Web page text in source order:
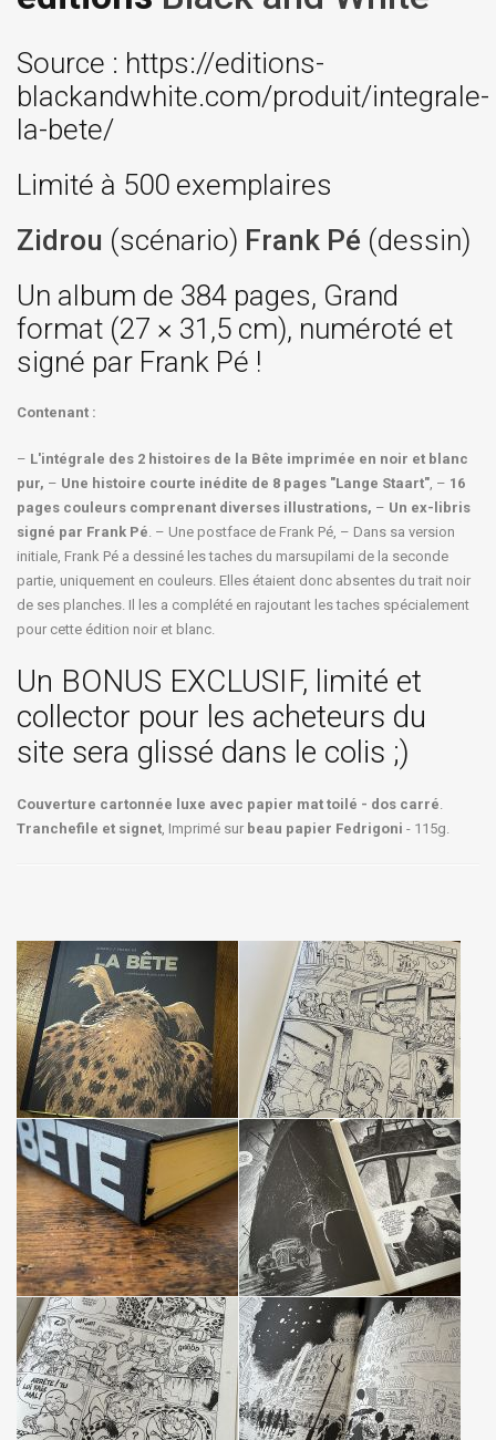
Source : https://editions-
blackandwhite.com/produit/integrale-
la-bete/
Limité à 500 exemplaires
Zidrou (scénario) Frank Pé (dessin)
Un album de 384 pages, Grand
format (27 × 31,5 cm), numéroté et
signé par Frank Pé !
Contenant :
– L'intégrale des 2 histoires de la Bête imprimée en noir et blanc
pur, – Une histoire courte inédite de 8 pages "Lange Staart", – 16
pages couleurs comprenant diverses illustrations, – Un ex-libris
signé par Frank Pé. – Une postface de Frank Pé, – Dans sa version
initiale, Frank Pé a dessiné les taches du marsupilami de la seconde
partie, uniquement en couleurs. Elles étaient donc absentes du trait noir
de ses planches. Il les a complété en rajoutant les taches spécialement
pour cette édition noir et blanc.
Un BONUS EXCLUSIF, limité et
collector pour les acheteurs du
site sera glissé dans le colis ;)
Couverture cartonnée luxe avec papier mat toilé - dos carré.
Tranchefile et signet, Imprimé sur beau papier Fedrigoni - 115g.